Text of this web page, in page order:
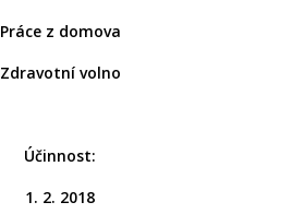
Práce z domova
Zdravotní volno
Účinnost:
1. 2. 2018